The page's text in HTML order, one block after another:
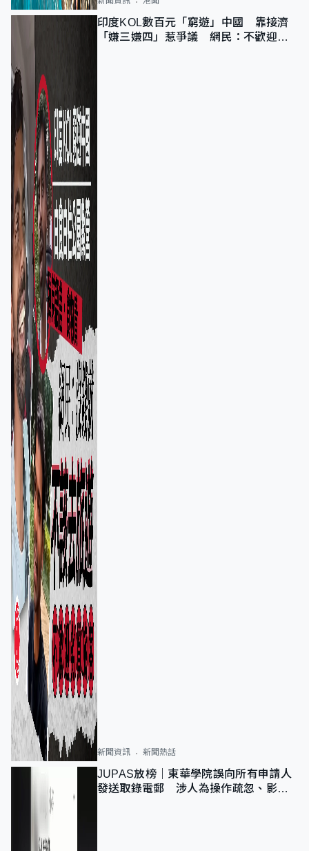
印度KOL數百元「窮遊」中國 靠接濟
「嫌三嫌四」惹爭議 網民：不歡迎劣
新聞資訊 新聞熱話
JUPAS放榜｜東華學院誤向所有申請人
發送取錄電郵 涉人為操作疏忽、影響